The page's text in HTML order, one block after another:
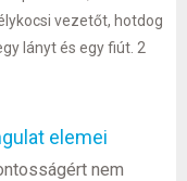
vezetőt, hotdog
lányt és egy fiút. 2
elemei
nem